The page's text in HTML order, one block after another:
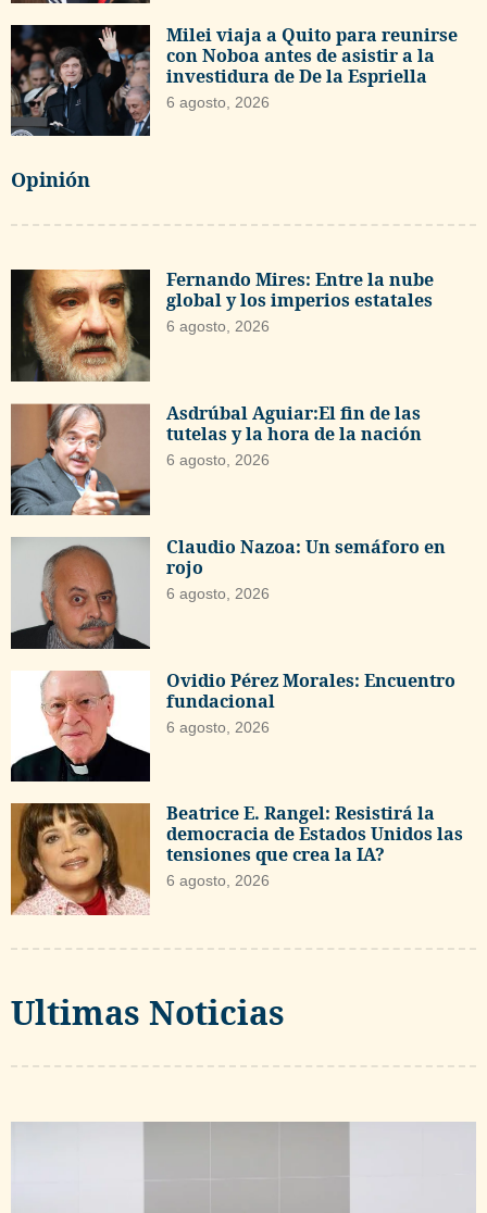
Milei viaja a Quito para reunirse
con Noboa antes de asistir a la
investidura de De la Espriella
6 agosto, 2026
Opinión
Fernando Mires: Entre la nube
global y los imperios estatales
6 agosto, 2026
Asdrúbal Aguiar:El fin de las
tutelas y la hora de la nación
6 agosto, 2026
Claudio Nazoa: Un semáforo en
rojo
6 agosto, 2026
Ovidio Pérez Morales: Encuentro
fundacional
6 agosto, 2026
Beatrice E. Rangel: Resistirá la
democracia de Estados Unidos las
tensiones que crea la IA?
6 agosto, 2026
Ultimas Noticias